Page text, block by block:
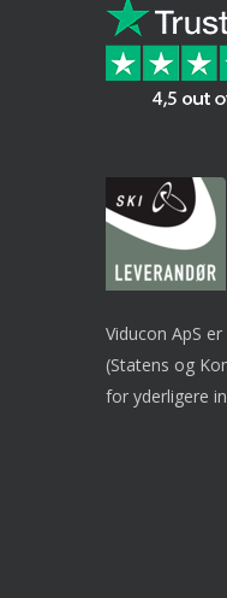
Viducon ApS
(Statens og
for yderligere